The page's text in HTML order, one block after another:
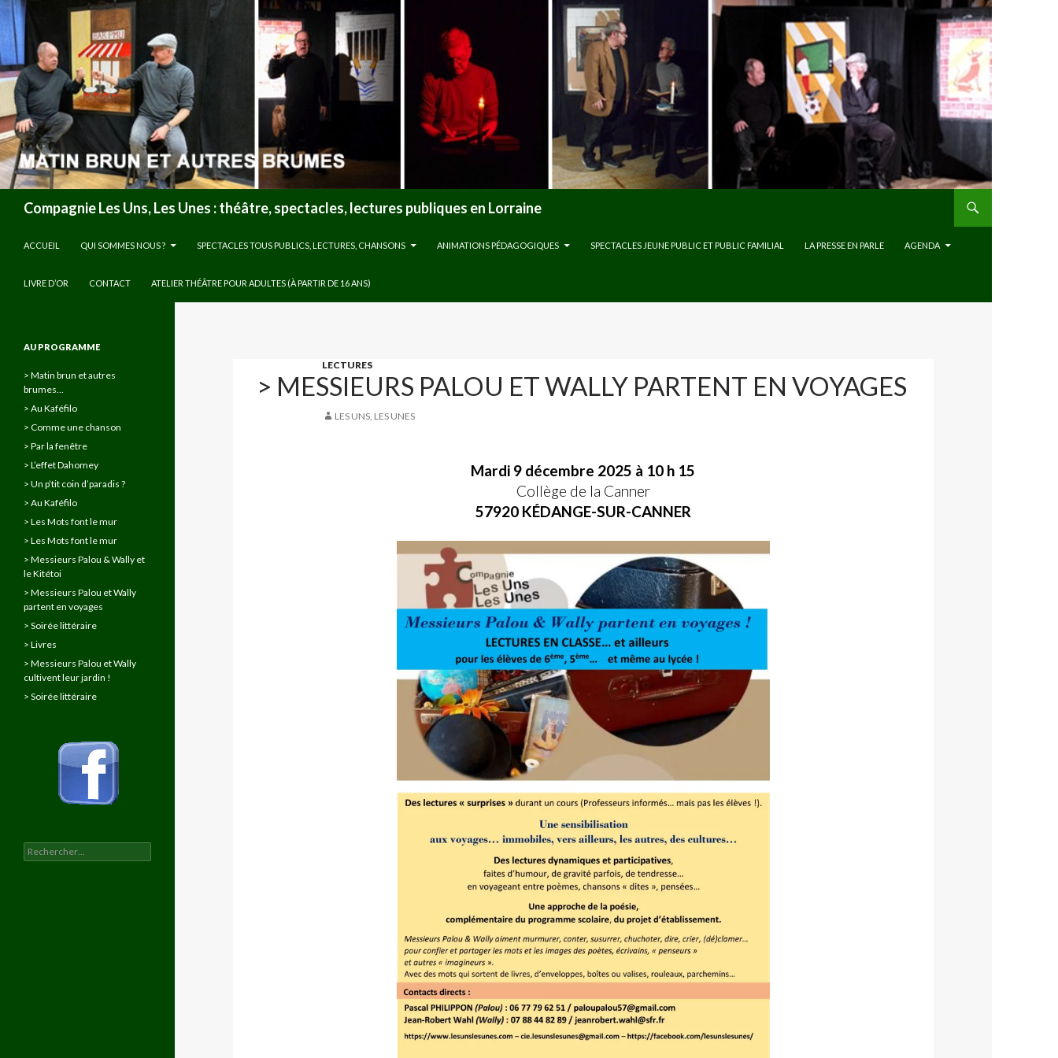
Compagnie Les Uns, Les Unes : théâtre, spectacles, lectures publiques en Lorraine
ACCUEIL
QUI SOMMES NOUS ? SPECTACLES TOUS PUBLICS, LECTURES, CHANSONS ANIMATIONS PÉDAGOGIQUES SPECTACLES JEUNE PUBLIC ET PUBLIC FAMILIAL LA PRESSE EN PARLE AGENDA
LIVRE D’OR CONTACT ATELIER THÉÂTRE POUR ADULTES (À PARTIR DE 16 ANS)
LECTURES
> MESSIEURS PALOU ET WALLY PARTENT EN VOYAGES
LES UNS, LES UNES
Mardi 9 décembre 2025 à 10 h 15
Collège de la Canner
57920 KÉDANGE-SUR-CANNER
AU PROGRAMME
> Matin brun et autres
brumes…
> Au Kaféfilo
> Comme une chanson
> Par la fenêtre
> L’effet Dahomey
> Un p’tit coin d’paradis ?
> Au Kaféfilo
> Les Mots font le mur
> Les Mots font le mur
> Messieurs Palou & Wally et
le Kitétoi
> Messieurs Palou et Wally
partent en voyages
> Soirée littéraire
> Livres
> Messieurs Palou et Wally
cultivent leur jardin !
> Soirée littéraire
Rechercher :